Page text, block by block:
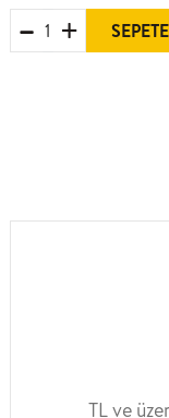
TL ve